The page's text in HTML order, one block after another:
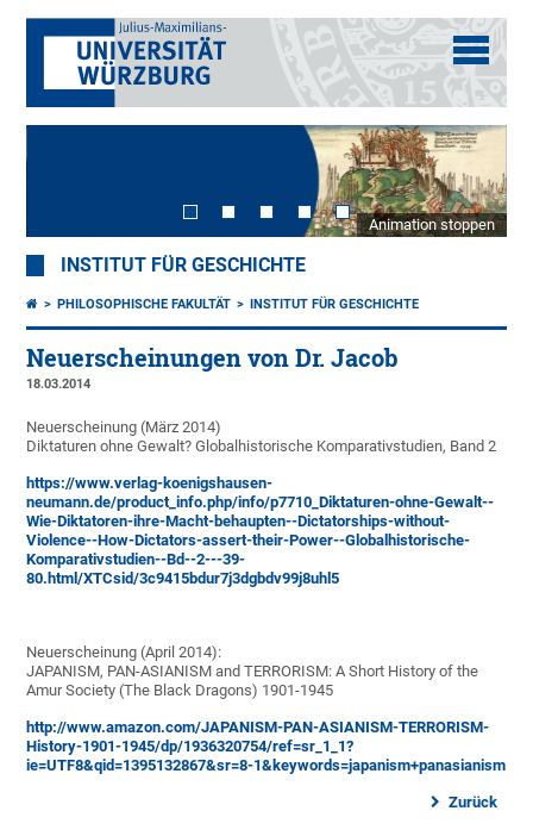
Animation stoppen
INSTITUT FÜR GESCHICHTE
PHILOSOPHISCHE FAKULTÄT INSTITUT FÜR GESCHICHTE
Neuerscheinungen von Dr. Jacob
18.03.2014
Neuerscheinung (März 2014)
Diktaturen ohne Gewalt? Globalhistorische Komparativstudien, Band 2
https://www.verlag-koenigshausen-
neumann.de/product_info.php/info/p7710_Diktaturen-ohne-Gewalt--
Wie-Diktatoren-ihre-Macht-behaupten--Dictatorships-without-
Violence--How-Dictators-assert-their-Power--Globalhistorische-
Komparativstudien--Bd--2---39-
80.html/XTCsid/3c9415bdur7j3dgbdv99j8uhl5
Neuerscheinung (April 2014):
JAPANISM, PAN-ASIANISM and TERRORISM: A Short History of the
Amur Society (The Black Dragons) 1901-1945
http://www.amazon.com/JAPANISM-PAN-ASIANISM-TERRORISM-
History-1901-1945/dp/1936320754/ref=sr_1_1?
ie=UTF8&qid=1395132867&sr=8-1&keywords=japanism+panasianism
Zurück